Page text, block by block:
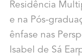
Residência
e na Pós-
ênfase nas
Isabel de Sá